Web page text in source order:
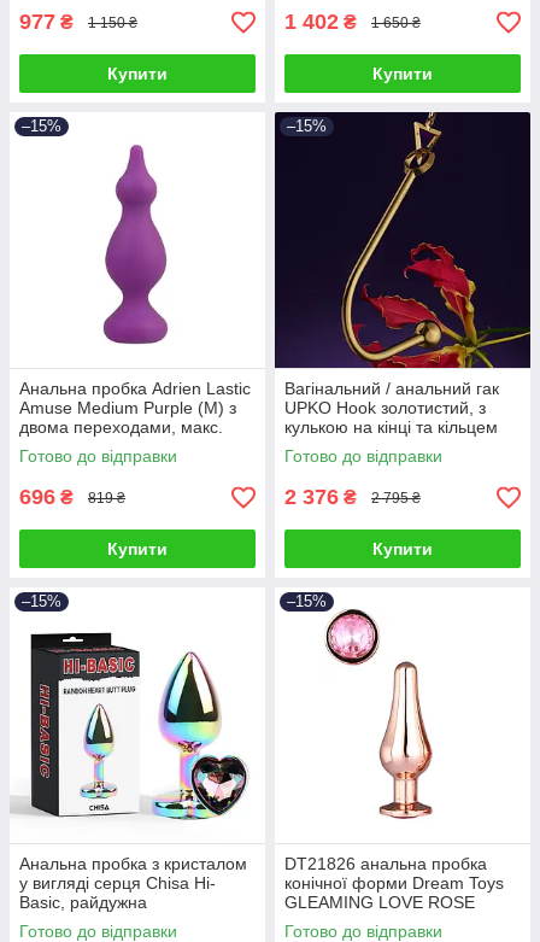
977 ₴ 1 150 ₴
Купити
1 402 ₴ 1 650 ₴
Купити
–15%
Анальна пробка Adrien Lastic
Amuse Medium Purple (M) з
двома переходами, макс.
діаметр 3,6 см
Готово до відправки
696 ₴ 819 ₴
Купити
–15%
Вагінальний / анальний гак
UPKO Hook золотистий, з
кулькою на кінці та кільцем
для фіксації
Готово до відправки
2 376 ₴ 2 795 ₴
Купити
–15%
Анальна пробка з кристалом
у вигляді серця Chisa Hi-
Basiс, райдужна
Готово до відправки
–15%
DT21826 анальна пробка
конічної форми Dream Toys
GLEAMING LOVE ROSE
GOLD PLEASURE PLUG S
Готово до відправки